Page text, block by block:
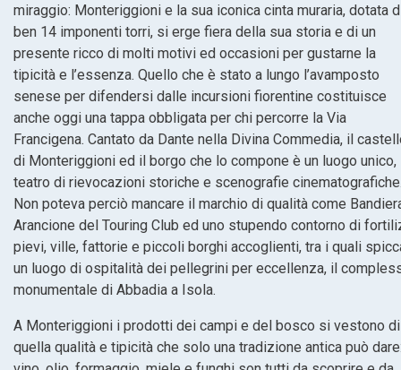
miraggio: Monteriggioni e la sua iconica cinta muraria, dotata
ben 14 imponenti torri, si erge fiera della sua storia e di un
presente ricco di molti motivi ed occasioni per gustarne la
tipicità e l’essenza. Quello che è stato a lungo l’avamposto
senese per difendersi dalle incursioni fiorentine costituisce
anche oggi una tappa obbligata per chi percorre la Via
Francigena. Cantato da Dante nella Divina Commedia, il
di Monteriggioni ed il borgo che lo compone è un luogo unico,
teatro di rievocazioni storiche e scenografie
Non poteva perciò mancare il marchio di qualità come
Arancione del Touring Club ed uno stupendo contorno di
pievi, ville, fattorie e piccoli borghi accoglienti, tra i quali
un luogo di ospitalità dei pellegrini per eccellenza, il
monumentale di Abbadia a Isola.
A Monteriggioni i prodotti dei campi e del bosco si vestono di
quella qualità e tipicità che solo una tradizione antica può